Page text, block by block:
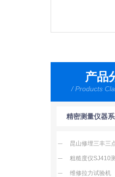
产品
/ Products
精密测量仪器系
昆山修埋三丰三
粗糙度仪SJ410
维修拉力试验机